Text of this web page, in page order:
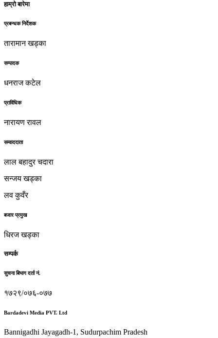
हाम्रो बारेमा
प्रबन्धक निर्देशक
तारामान खड्का
सम्पादक
धनराज कटेल
प्राविधिक
नारायण रावल
सम्वाददाता
लाल बहादुर चदारा
सन्जय खड्का
लव कुवँर
बजार प्रमुख
धिरज खड्का
सम्पर्क
सुचना बिभाग दर्ता नं.
१७२९/०७६-०७७
Bardadevi Media PVT. Ltd
Bannigadhi Jayagadh-1, Sudurpachim Pradesh